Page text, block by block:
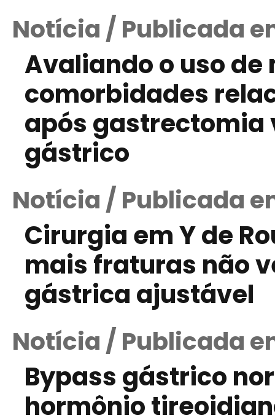
Notícia / Publicada
Avaliando o uso
comorbidades
após gastrectomia
gástrico
Notícia / Publicada
Cirurgia em Y de
mais fraturas não
gástrica ajustável
Notícia / Publicada
Bypass gástrico
hormônio